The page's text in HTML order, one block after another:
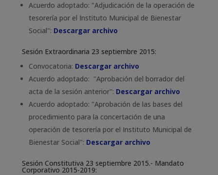
Acuerdo adoptado: "Adjudicación de la operación de
tesorería por el Instituto Municipal de Bienestar
Social": Descargar archivo
Sesión Extraordinaria 23 septiembre 2015:
Convocatoria: Descargar archivo
Acuerdo adoptado: "Aprobación del borrador del
acta de la sesión anterior": Descargar archivo
Acuerdo adoptado: "Aprobación de las bases del
procedimiento para la concertación de una
operación de tesorería por el Instituto Municipal de
Bienestar Social": Descargar archivo
Sesión Constitutiva 23 septiembre 2015.- Mandato
Corporativo 2015-2019: